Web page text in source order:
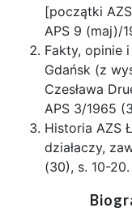
[początki
APS 9 (maj)/
Fakty, opinie
Gdańsk (z
Czesława
APS 3/1965
Historia AZS
działaczy,
(30), s. 10-20.